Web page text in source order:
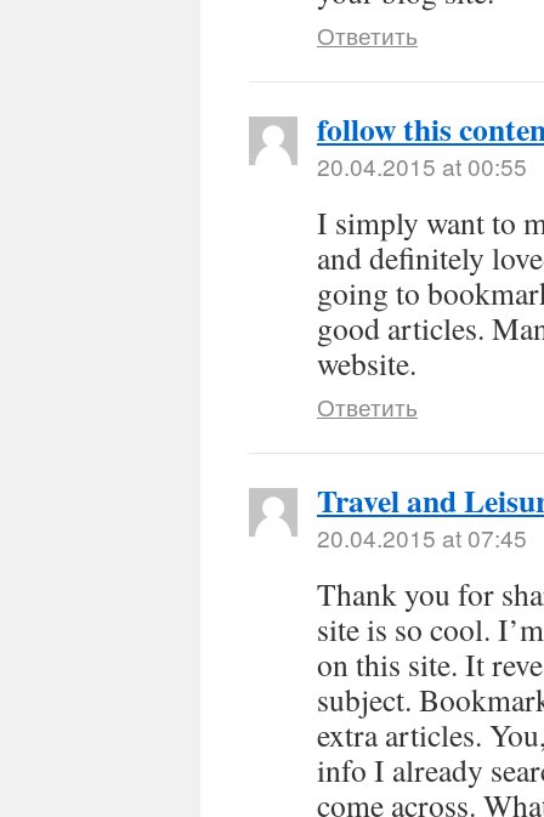
Ответить
follow this
20.04.2015 at 00:55
I simply want to
and definitely
going to
good articles.
website.
Ответить
Travel and
20.04.2015 at 07:45
Thank you for
site is so cool.
on this site. It
subject.
extra articles.
info I already
come across.